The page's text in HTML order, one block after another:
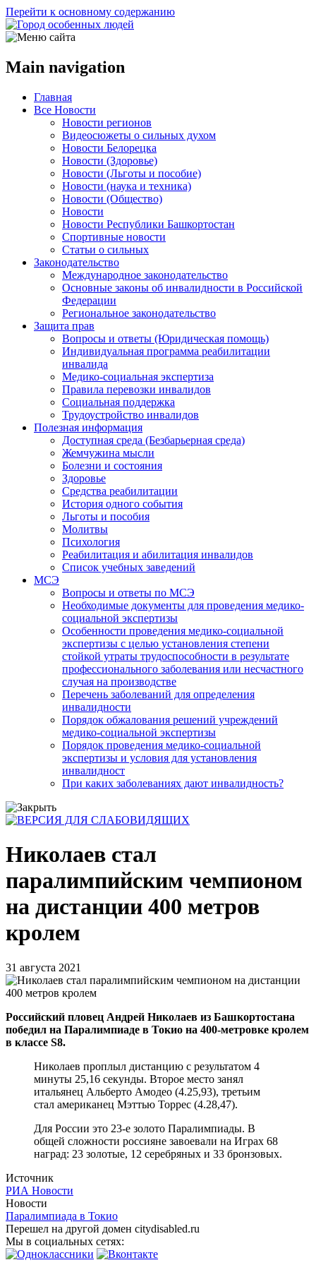
Перейти к основному содержанию
Main navigation
Главная
Все Новости
Новости регионов
Видеосюжеты о сильных духом
Новости Белорецка
Новости (Здоровье)
Новости (Льготы и пособие)
Новости (наука и техника)
Новости (Общество)
Новости
Новости Республики Башкортостан
Спортивные новости
Статьи о сильных
Законодательство
Международное законодательство
Основные законы об инвалидности в Российской
Федерации
Региональное законодательство
Защита прав
Вопросы и ответы (Юридическая помощь)
Индивидуальная программа реабилитации
инвалида
Медико-социальная экспертиза
Правила перевозки инвалидов
Социальная поддержка
Трудоустройство инвалидов
Полезная информация
Доступная среда (Безбарьерная среда)
Жемчужина мысли
Болезни и состояния
Здоровье
Средства реабилитации
История одного события
Льготы и пособия
Молитвы
Психология
Реабилитация и абилитация инвалидов
Список учебных заведений
МСЭ
Вопросы и ответы по МСЭ
Необходимые документы для проведения медико-
социальной экспертизы
Особенности проведения медико-социальной
экспертизы с целью установления степени
стойкой утраты трудоспособности в результате
профессионального заболевания или несчастного
случая на производстве
Перечень заболеваний для определения
инвалидности
Порядок обжалования решений учреждений
медико-социальной экспертизы
Порядок проведения медико-социальной
экспертизы и условия для установления
инвалидност
При каких заболеваниях дают инвалидность?
Николаев стал
паралимпийским чемпионом
на дистанции 400 метров
кролем
31 августа 2021
Российский пловец Андрей Николаев из Башкортостана
победил на Паралимпиаде в Токио на 400-метровке кролем
в классе S8.
Николаев проплыл дистанцию с результатом 4
минуты 25,16 секунды. Второе место занял
итальянец Альберто Амодео (4.25,93), третьим
стал американец Мэттью Торрес (4.28,47).
Для России это 23-е золото Паралимпиады. В
общей сложности россияне завоевали на Играх 68
наград: 23 золотые, 12 серебряных и 33 бронзовых.
Источник
РИА Новости
Новости
Паралимпиада в Токио
Перешел на другой домен citydisabled.ru
Мы в социальных сетях: